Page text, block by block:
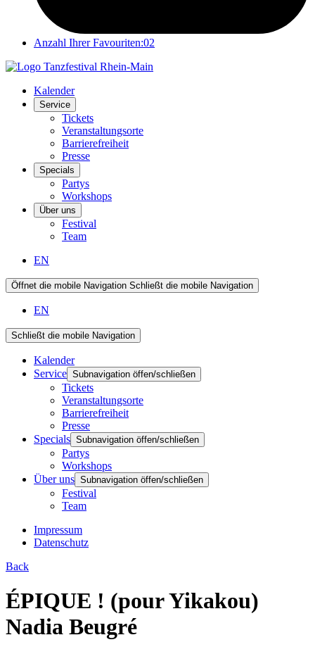
Anzahl Ihrer Favouriten:02
Kalender
Service
Tickets
Veranstaltungsorte
Barrierefreiheit
Presse
Specials
Partys
Workshops
Über uns
Festival
Team
EN
Öffnet die mobile Navigation Schließt die mobile Navigation
EN
Schließt die mobile Navigation
Kalender
Service Subnavigation öffen/schließen
Tickets
Veranstaltungsorte
Barrierefreiheit
Presse
Specials Subnavigation öffen/schließen
Partys
Workshops
Über uns Subnavigation öffen/schließen
Festival
Team
Impressum
Datenschutz
Back
ÉPIQUE ! (pour Yikakou)
Nadia Beugré